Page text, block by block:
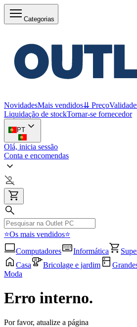
Categorias
NovidadesMais vendidos⇊ Preço
Liquidação de stockTornar-se fornecedor
PT
Olá, inicia sessão
Conta e encomendas
⭐Os mais vendidos⭐
Computadores
Informática
Casa
Bricolage e jardim
Moda
Erro interno.
Por favor, atualize a página